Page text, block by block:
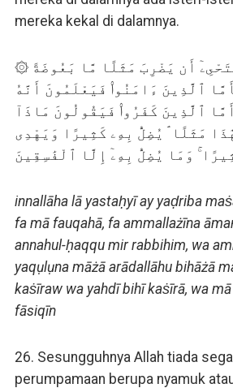
mereka kekal di dalamnya.
۞ إِنَّ ٱللَّهَ لَا يَسْتَحْىِۦٓ أَن يَضْرِبَ مَثَلًا مَّا بَعُوضَةً
ٱلَّذِينَ ءَامَنُوا۟ فَيَعْلَمُونَ أَنَّهُ
ٱلَّذِينَ كَفَرُوا۟ فَيَقُولُونَ مَاذَآ
مَثَلًا ۘ يُضِلُّ بِهِۦ كَثِيرًا وَيَهْدِى
وَمَا يُضِلُّ بِهِۦٓ إِلَّا ٱلْفَٰسِقِينَ
innallāha lā yastaḥyī ay yaḍriba
fa mā fauqahā, fa ammallażīna
annahul-ḥaqqu mir rabbihim, wa
yaqụlụna māżā arādallāhu bihāżā
kaṡīraw wa yahdī bihī kaṡīrā, wa
fāsiqīn
26. Sesungguhnya Allah tiada
perumpamaan berupa nyamuk